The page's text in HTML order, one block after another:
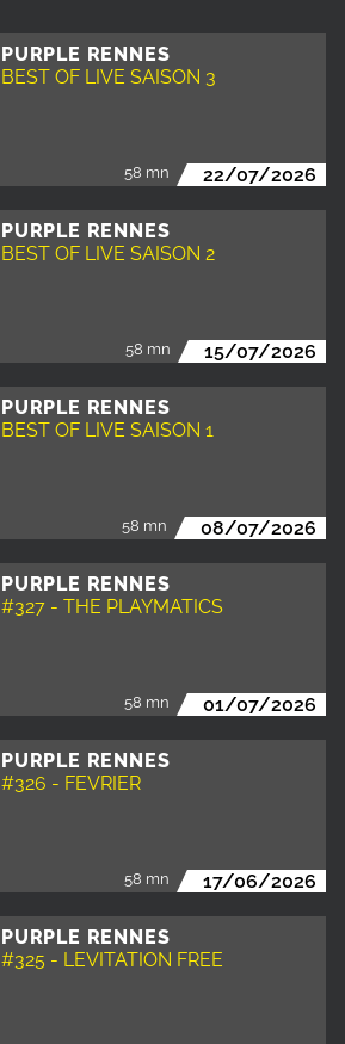
PURPLE RENNES
BEST OF LIVE SAISON 3
58 mn 22/07/2026
PURPLE RENNES
BEST OF LIVE SAISON 2
58 mn 15/07/2026
PURPLE RENNES
BEST OF LIVE SAISON 1
58 mn 08/07/2026
PURPLE RENNES
#327 - THE PLAYMATICS
58 mn 01/07/2026
PURPLE RENNES
#326 - FEVRIER
58 mn 17/06/2026
PURPLE RENNES
#325 - LEVITATION FREE